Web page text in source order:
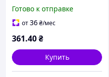
перед) (Турция)
Готово к отправке
от36₴/мес
361.40₴
Купить